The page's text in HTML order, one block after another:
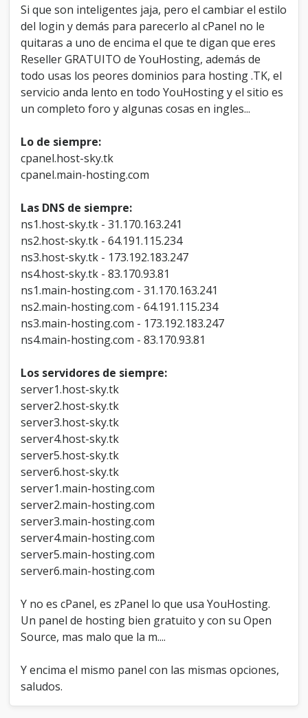
Si que son inteligentes jaja, pero el cambiar el estilo
del login y demás para parecerlo al cPanel no le
quitaras a uno de encima el que te digan que eres
Reseller GRATUITO de YouHosting, además de
todo usas los peores dominios para hosting .TK, el
servicio anda lento en todo YouHosting y el sitio es
un completo foro y algunas cosas en ingles...
Lo de siempre:
cpanel.host-sky.tk
cpanel.main-hosting.com
Las DNS de siempre:
ns1.host-sky.tk - 31.170.163.241
ns2.host-sky.tk - 64.191.115.234
ns3.host-sky.tk - 173.192.183.247
ns4.host-sky.tk - 83.170.93.81
ns1.main-hosting.com - 31.170.163.241
ns2.main-hosting.com - 64.191.115.234
ns3.main-hosting.com - 173.192.183.247
ns4.main-hosting.com - 83.170.93.81
Los servidores de siempre:
server1.host-sky.tk
server2.host-sky.tk
server3.host-sky.tk
server4.host-sky.tk
server5.host-sky.tk
server6.host-sky.tk
server1.main-hosting.com
server2.main-hosting.com
server3.main-hosting.com
server4.main-hosting.com
server5.main-hosting.com
server6.main-hosting.com
Y no es cPanel, es zPanel lo que usa YouHosting.
Un panel de hosting bien gratuito y con su Open
Source, mas malo que la m....
Y encima el mismo panel con las mismas opciones,
saludos.